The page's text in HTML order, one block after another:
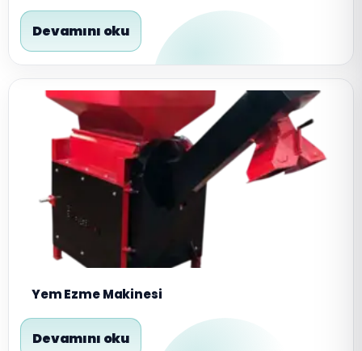
Devamını oku
Yem Ezme Makinesi
Devamını oku